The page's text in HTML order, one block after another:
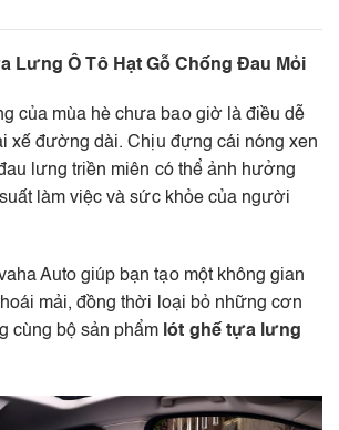
Lưng Ô Tô Hạt Gỗ Chống Đau Mỏi
của mùa hè chưa bao giờ là điều dễ
xế đường dài. Chịu đựng cái nóng xen
lưng triền miên có thể ảnh hưởng
làm việc và sức khỏe của người
Auto giúp bạn tạo một không gian
mải, đồng thời loại bỏ những cơn
cùng bộ sản phẩm lót ghế tựa lưng